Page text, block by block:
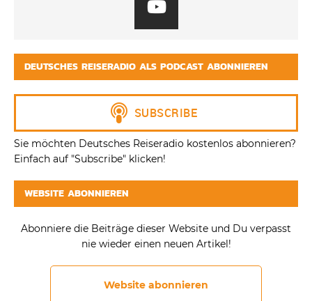
DEUTSCHES REISERADIO ALS PODCAST ABONNIEREN
Sie möchten Deutsches Reiseradio kostenlos abonnieren?
Einfach auf "Subscribe" klicken!
WEBSITE ABONNIEREN
Abonniere die Beiträge dieser Website und Du verpasst
nie wieder einen neuen Artikel!
Website abonnieren